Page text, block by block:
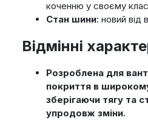
коченню у своєму
Стан шини: новий від
Відмінні
Розроблена для
покриття в
зберігаючи тягу та
упродовж зміни.